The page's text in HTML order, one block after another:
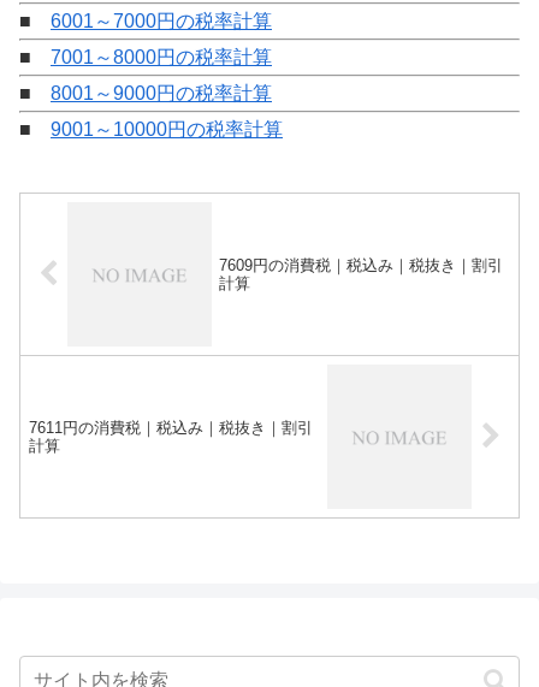
■ 6001～7000円の税率計算
■ 7001～8000円の税率計算
■ 8001～9000円の税率計算
■ 9001～10000円の税率計算
7609円の消費税｜税込み｜税抜き｜割引
計算
7611円の消費税｜税込み｜税抜き｜割引
計算